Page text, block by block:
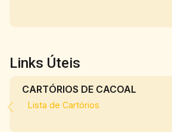
Links Úteis
CARTÓRIOS DE CACOAL
Lista de Cartórios